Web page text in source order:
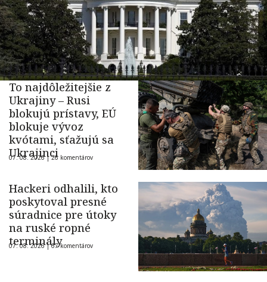
To najdôležitejšie z
Ukrajiny – Rusi
blokujú prístavy, EÚ
blokuje vývoz
kvótami, sťažujú sa
Ukrajinci
07. 08. 2026 |26 komentárov
Hackeri odhalili, kto
poskytoval presné
súradnice pre útoky
na ruské ropné
terminály
07. 08. 2026 |67 komentárov